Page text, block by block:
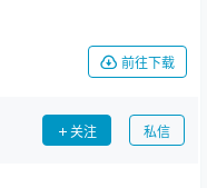
前往下载
关注 私信